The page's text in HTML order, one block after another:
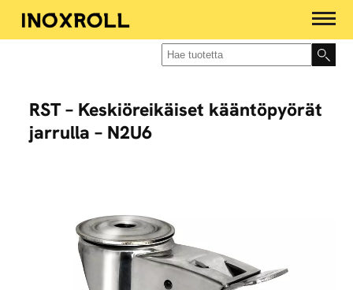
RST – Keskiöreikäiset kääntöpyörät
jarrulla – N2U6